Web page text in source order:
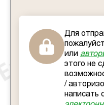
Для
или
этого не
/
написать